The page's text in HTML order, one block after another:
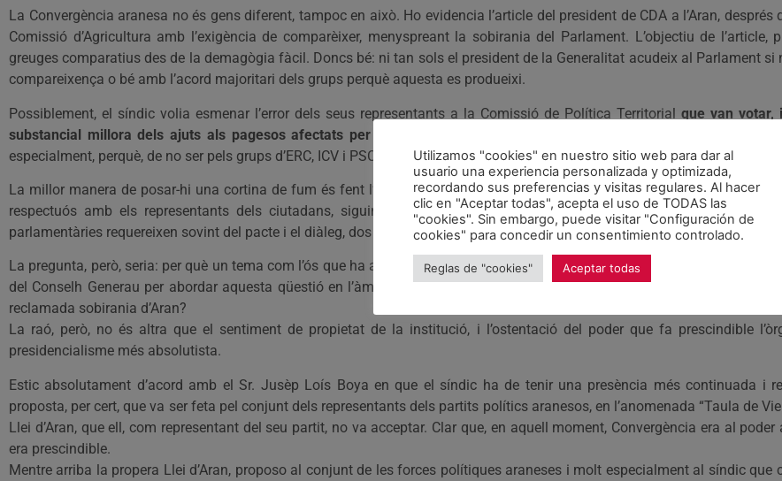
La Convergència aranesa no és gens diferent, tampoc en això. Ho evidencia l’article del president de CDA a l’Aran, després
Comissió d’Agricultura amb l’exigència de comparèixer, menyspreant la sobirania del Parlament. L’objectiu de
greuges comparatius des de la demagògia fàcil. Doncs bé: ni tan sols el president de la Generalitat acudeix al Parlament
compareixença o bé amb l’acord majoritari dels grups perquè aquesta es produeixi.
Possiblement, el síndic volia esmenar l’error dels seus representants a la Comissió de Política Territorial que van votar,
substancial millora dels ajuts als pagesos afectats per la presència de l’ós.
I aquest si que va ser un flac favor als
especialment, perquè, de no ser pels grups d’ERC, ICV i PSC-CpC, el vots de CIU i PP haurien deixat sense validesa una
La millor manera de posar-hi una cortina de fum és fent l’espantall del victimisme i tornant a la desqualificació. El
respectuós amb els representants dels ciutadans, siguin polítics o d’altres àmbits de la societat. El seu reglament
parlamentàries requereixen sovint del pacte i el diàleg, dos virtuts que semblen ignorar els maldestres entorns del Sr. Barrera.
La pregunta, però, seria: per què un tema com l’ós que ha aixecat tota aquesta polèmica, no ha merescut, tal i com ha
del Conselh Generau per abordar aquesta qüestió en l’àmbit de les Institucions Araneses? O es que no és en l’àmbit del
reclamada sobirania d’Aran?
La raó, però, no és altra que el sentiment de propietat de la institució, i l’ostentació del poder que fa prescindible
presidencialisme més absolutista.
Estic absolutament d’acord amb el Sr. Jusèp Loís Boya en que el síndic ha de tenir una presència més continuada i
proposta, per cert, que va ser feta pel conjunt dels representants dels partits polítics aranesos, en l’anomenada “Taula de
Llei d’Aran, que ell, com representant del seu partit, no va acceptar. Clar que, en aquell moment, Convergència era al
era prescindible.
Mentre arriba la propera Llei d’Aran, proposo al conjunt de les forces polítiques araneses i molt especialment al síndic que
Utilizamos "cookies" en nuestro sitio web para dar al
usuario una experiencia personalizada y optimizada,
recordando sus preferencias y visitas regulares. Al hacer
clic en "Aceptar todas", acepta el uso de TODAS las
"cookies". Sin embargo, puede visitar "Configuración de
cookies" para concedir un consentimiento controlado.
Reglas de "cookies" Aceptar todas